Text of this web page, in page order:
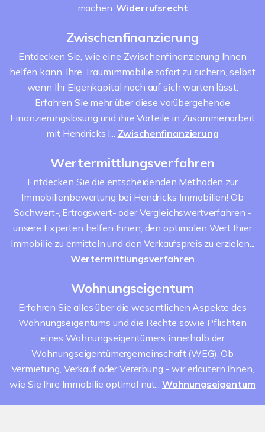
machen.Widerrufsrecht
Zwischenfinanzierung
Entdecken Sie, wie eine Zwischenfinanzierung Ihnen
helfen kann, Ihre Traumimmobilie sofort zu sichern, selbst
wenn Ihr Eigenkapital noch auf sich warten lässt.
Erfahren Sie mehr über diese vorübergehende
Finanzierungslösung und ihre Vorteile in Zusammenarbeit
mit Hendricks I... Zwischenfinanzierung
Wertermittlungsverfahren
Entdecken Sie die entscheidenden Methoden zur
Immobilienbewertung bei Hendricks Immobilien! Ob
Sachwert-, Ertragswert- oder Vergleichswertverfahren -
unsere Experten helfen Ihnen, den optimalen Wert Ihrer
Immobilie zu ermitteln und den Verkaufspreis zu erzielen...
Wertermittlungsverfahren
Wohnungseigentum
Erfahren Sie alles über die wesentlichen Aspekte des
Wohnungseigentums und die Rechte sowie Pflichten
eines Wohnungseigentümers innerhalb der
Wohnungseigentümergemeinschaft (WEG). Ob
Vermietung, Verkauf oder Vererbung - wir erläutern Ihnen,
wie Sie Ihre Immobilie optimal nut... Wohnungseigentum